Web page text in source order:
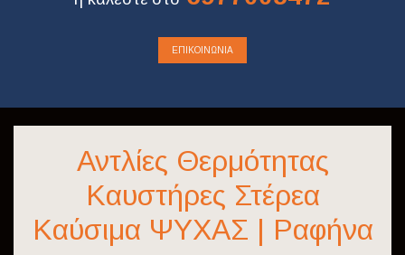
ΕΠΙΚΟΙΝΩΝΊΑ
Αντλίες Θερμότητας
Καυστήρες Στέρεα
Καύσιμα ΨΥΧΑΣ | Ραφήνα